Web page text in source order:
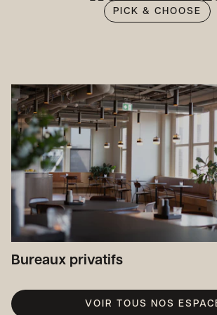
PICK & CHOOSE
Bureaux privatifs
VOIR TOUS NOS